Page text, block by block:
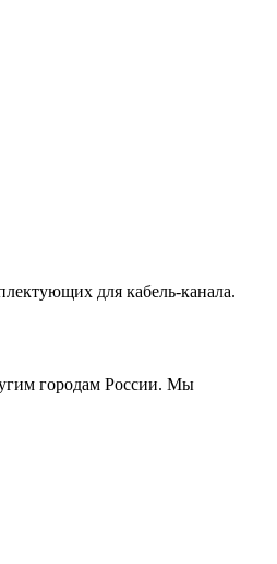
для кабель-канала.
городам России. Мы